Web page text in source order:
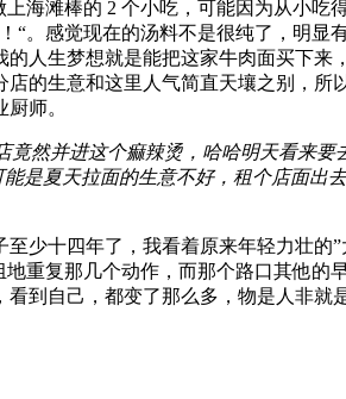
上海滩棒的 2 个小吃，可能因为从小吃
“。感觉现在的汤料不是很纯了，明
人生梦想就是能把这家牛肉面买下来
的生意和这里人气简直天壤之别，
师。
竟然并进这个痲辣烫，哈哈明天看来
是夏天拉面的生意不好，租个店面出
至少十四年了，我看着原来年轻力壮的
重复那几个动作，而那个路口其他
到自己，都变了那么多，物是人非就